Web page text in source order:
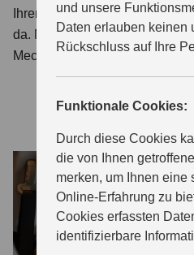
und unsere
Daten erlauben keinen
Rückschluss auf Ihre
Funktionale Cookies:
Durch diese Cookies
die von Ihnen
merken, um Ihnen eine
Online-Erfahrung zu
Cookies erfassten
identifizierbare
Ihrem Fahrzeug Freude
da. Mit kompetenter Beratung,
Mechanikern und fairen